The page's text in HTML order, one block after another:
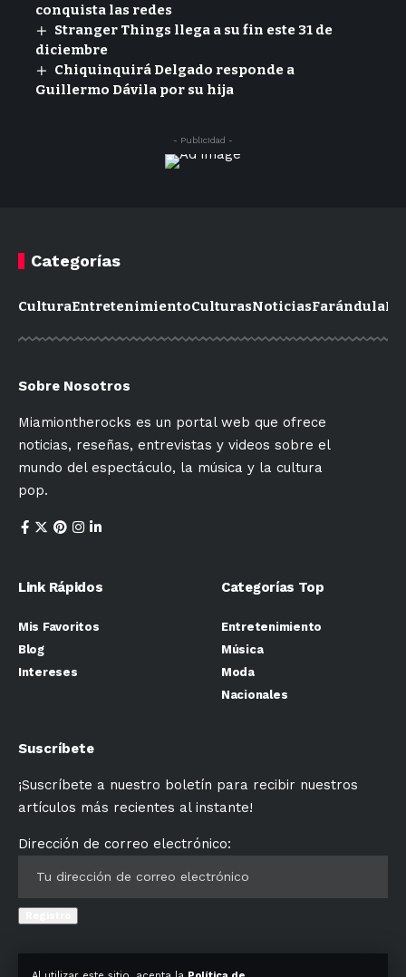
conquista las redes
Stranger Things llega a su fin este 31 de
diciembre
Chiquinquirá Delgado responde a
Guillermo Dávila por su hija
- Publicidad -
Categorías
CulturaEntretenimientoCulturasNoticiasFarándula
Sobre Nosotros
Miamiontherocks es un portal web que ofrece
noticias, reseñas, entrevistas y videos sobre el
mundo del espectáculo, la música y la cultura
pop.
Link Rápidos
Mis Favoritos
Blog
Intereses
Categorías Top
Entretenimiento
Música
Moda
Nacionales
Suscríbete
¡Suscríbete a nuestro boletín para recibir nuestros
artículos más recientes al instante!
Dirección de correo electrónico: